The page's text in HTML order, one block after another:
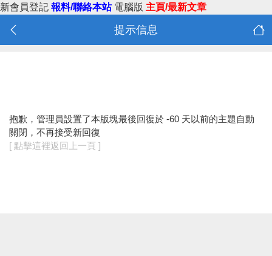
新會員登記 報料/聯絡本站 電腦版 主頁/最新文章
提示信息
抱歉，管理員設置了本版塊最後回復於 -60 天以前的主題自動
關閉，不再接受新回復
[ 點擊這裡返回上一頁 ]